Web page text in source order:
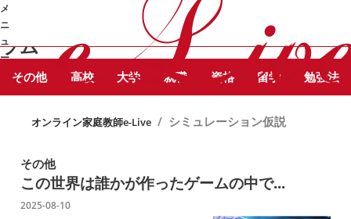
メ
ニ
ュ
ー
STUDY
COLUMN
ラム
シミュレーション仮説 に関する記事を
ピックアップしています。
その他 高校 大学 就職 資格 留学 勉強法
オンライン家庭教師e-Live / シミュレーション仮説
その他
この世界は誰かが作ったゲームの中で...
2025-08-10